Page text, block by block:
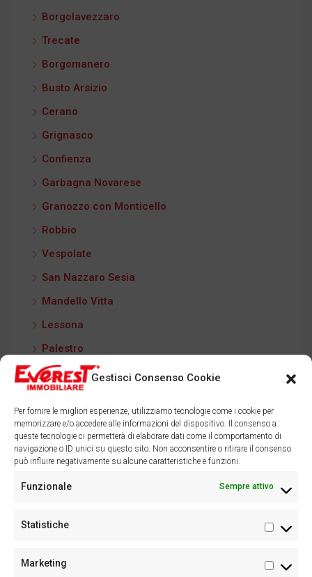
Gestisci Consenso Cookie
Per fornire le migliori esperienze, utilizziamo tecnologie come i cookie per
memorizzare e/o accedere alle informazioni del dispositivo. Il consenso a
queste tecnologie ci permetterà di elaborare dati come il comportamento di
navigazione o ID unici su questo sito. Non acconsentire o ritirare il consenso
può influire negativamente su alcune caratteristiche e funzioni.
Funzionale Sempre attivo
Statistiche
Marketing
Borgolavezzaro
Trecate
Borgomanero
Busto Arsizio
Cerano
Grignasco
Confienza
Garbagna Novarese
Granozzo con Monticello
Robbio
Vespolate
San Nazzaro Sesia
Mandello Vitta
Lessona
Palestro
Craveggia